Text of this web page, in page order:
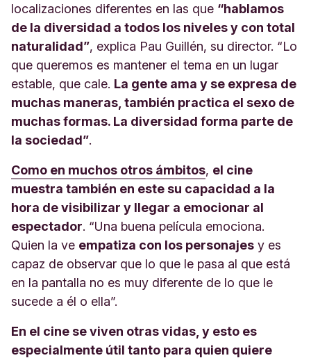
localizaciones diferentes en las que “hablamos
de la diversidad a todos los niveles y con total
naturalidad”, explica Pau Guillén, su director. “Lo
que queremos es mantener el tema en un lugar
estable, que cale. La gente ama y se expresa de
muchas maneras, también practica el sexo de
muchas formas. La diversidad forma parte de
la sociedad”.
Como en muchos otros ámbitos, el cine
muestra también en este su capacidad a la
hora de visibilizar y llegar a emocionar al
espectador. “Una buena película emociona.
Quien la ve empatiza con los personajes y es
capaz de observar que lo que le pasa al que está
en la pantalla no es muy diferente de lo que le
sucede a él o ella”.
En el cine se viven otras vidas, y esto es
especialmente útil tanto para quien quiere